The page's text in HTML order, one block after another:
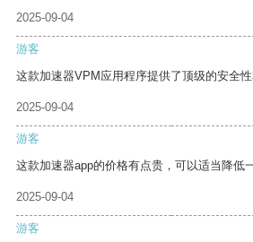
2025-09-04
游客
这款加速器VPM应用程序提供了顶级的安全性
2025-09-04
游客
这款加速器app的价格有点贵，可以适当降低
2025-09-04
游客